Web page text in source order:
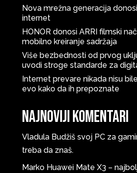
Nova mrežna generacija
internet
HONOR donosi ARRI filmski
mobilno kreiranje sadržaja
Više bezbednosti od prvog
uvodi stroge standarde za
Internet prevare nikada nisu
evo kako da ih prepoznate
Najnoviji komentari
Vladula Budžiš svoj PC za
treba da znaš.
Marko Huawei Mate X3 –